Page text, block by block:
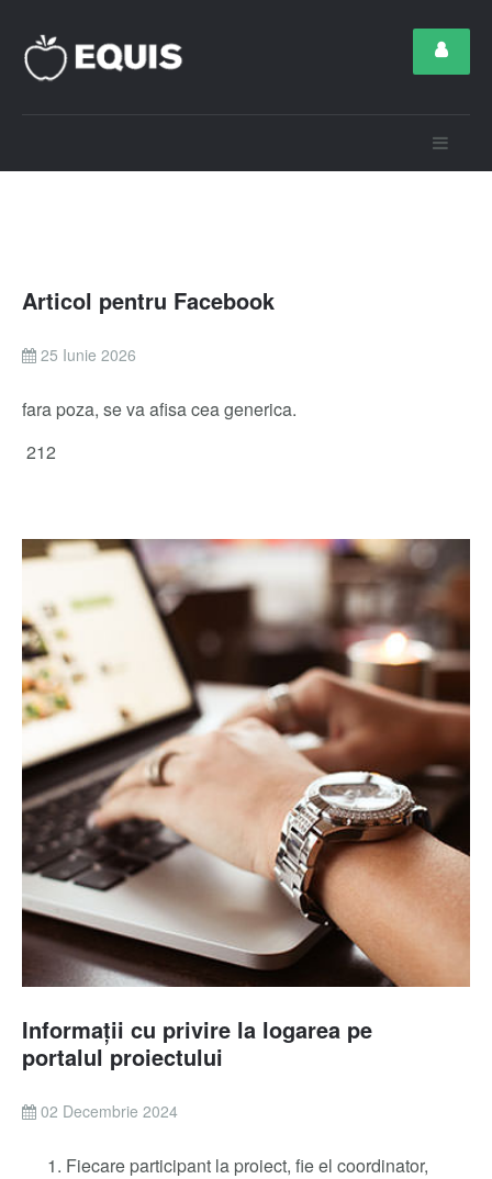
Articol pentru Facebook
25 Iunie 2026
fara poza, se va afisa cea generica.
212
Informații cu privire la logarea pe
portalul proiectului
02 Decembrie 2024
Fiecare participant la proiect, fie el coordinator,